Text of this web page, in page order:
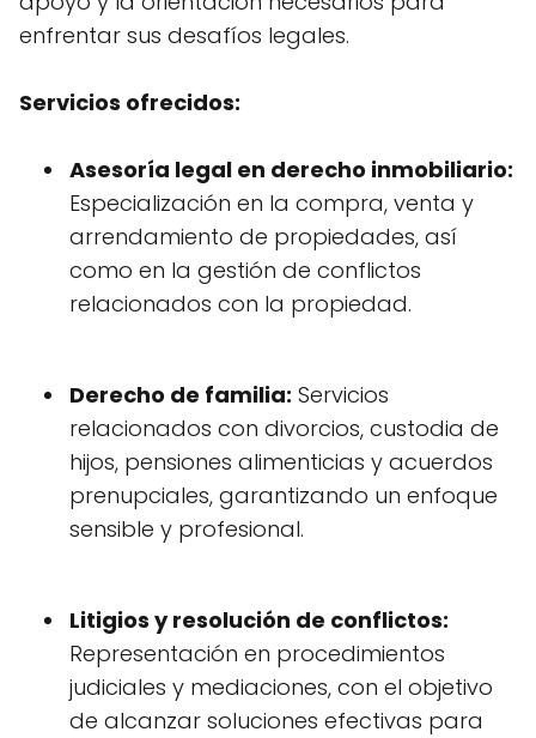
enfrentar sus desafíos legales.
Servicios ofrecidos:
Asesoría legal en derecho inmobiliario:
Especialización en la compra, venta y
arrendamiento de propiedades, así
como en la gestión de conflictos
relacionados con la propiedad.
Derecho de familia: Servicios
relacionados con divorcios, custodia de
hijos, pensiones alimenticias y acuerdos
prenupciales, garantizando un enfoque
sensible y profesional.
Litigios y resolución de conflictos:
Representación en procedimientos
judiciales y mediaciones, con el objetivo
de alcanzar soluciones efectivas para